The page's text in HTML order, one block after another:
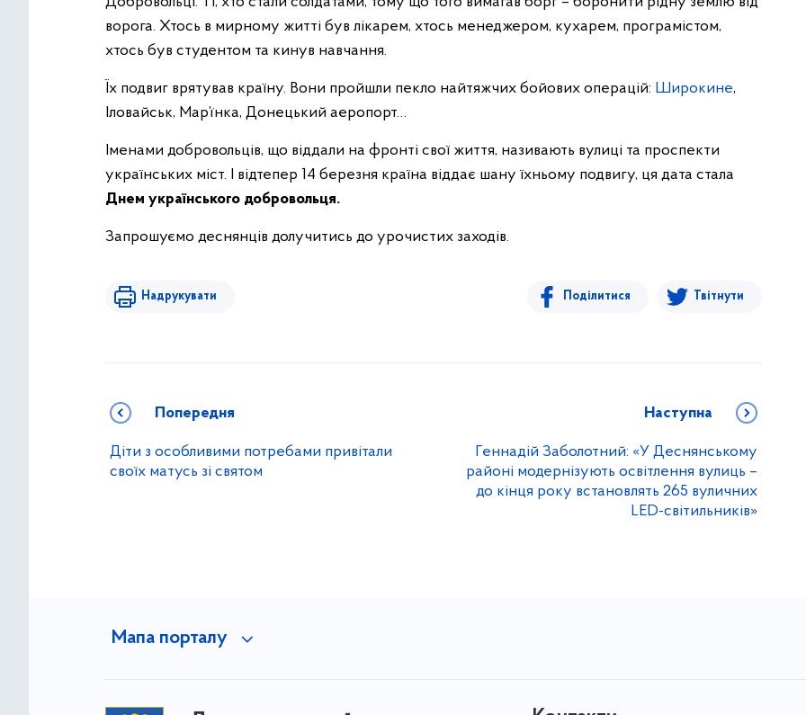
ворога. Хтось в мирному житті був лікарем, хтось менеджером, кухарем, програмістом,
хтось був студентом та кинув навчання.
Їх подвиг врятував країну. Вони пройшли пекло найтяжчих бойових операцій: Широкине,
Іловайськ, Мар’їнка, Донецький аеропорт…
Іменами добровольців, що віддали на фронті свої життя, називають вулиці та проспекти
українських міст. І відтепер 14 березня країна віддає шану їхньому подвигу, ця дата стала
Днем українського добровольця.
Запрошуємо деснянців долучитись до урочистих заходів.
Надрукувати Поділитися Твітнути
Попередня
Діти з особливими потребами привітали
своїх матусь зі святом
Наступна
Геннадій Заболотний: «У Деснянському
районі модернізують освітлення вулиць –
до кінця року встановлять 265 вуличних
LED-світильників»
Мапа порталу